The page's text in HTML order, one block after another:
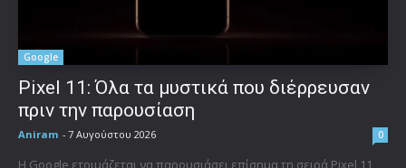
Google
Pixel 11: Όλα τα μυστικά που διέρρευσαν
πριν την παρουσίαση
Aniram - 7 Αυγούστου 2026 0